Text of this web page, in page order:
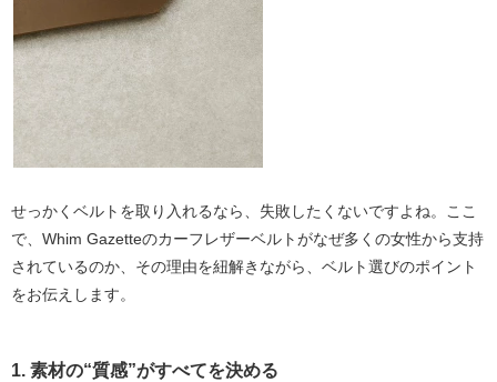
せっかくベルトを取り入れるなら、失敗したくないですよね。ここ
で、 Whim Gazetteのカーフレザーベルトがなぜ多くの女性から支持
されているのか、その理由を紐解きながら、ベルト選びのポイント
をお伝えします。
1. 素材の“質感”がすべてを決める